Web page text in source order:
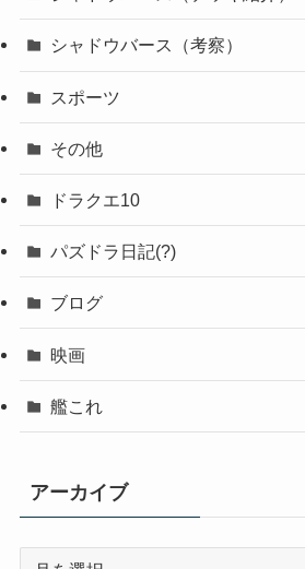
シャドウバース（考察）
スポーツ
その他
ドラクエ10
パズドラ日記(?)
ブログ
映画
艦これ
アーカイブ